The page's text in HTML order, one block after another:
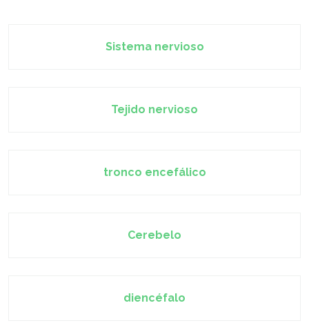
Sistema nervioso
Tejido nervioso
tronco encefálico
Cerebelo
diencéfalo